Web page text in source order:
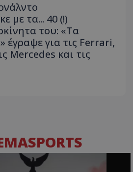
με τα... 40 (!)
του: «Τα
έγραψε για τις Ferrari,
Mercedes και τις